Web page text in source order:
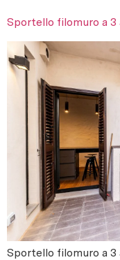
Sportello filomuro a 3
Sportello filomuro a